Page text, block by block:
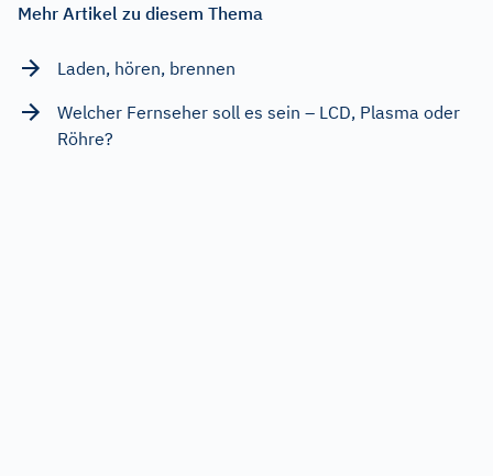
Mehr Artikel zu diesem Thema
Laden, hören, brennen
Welcher Fernseher soll es sein – LCD, Plasma oder
Röhre?